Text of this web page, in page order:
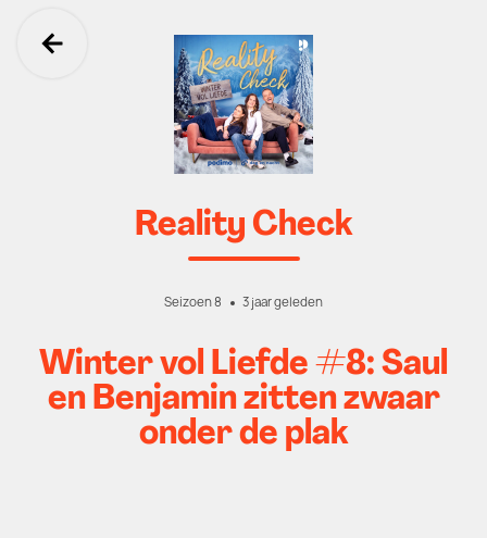
Ga terug
Reality Check
Seizoen 8 3 jaar geleden
Winter vol Liefde #8: Saul
en Benjamin zitten zwaar
onder de plak